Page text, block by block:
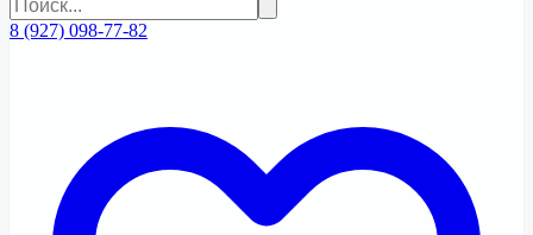
8 (927) 098-77-82